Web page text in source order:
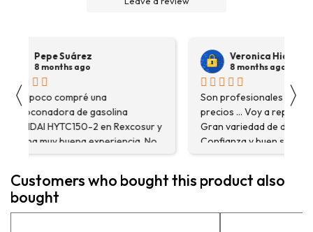
〈
Pepe Suárez
8 months ago
Hace poco compré una
destoconadora de gasolina
HYUNDAI HYTC150-2 en Rexcosur y
fue una muy buena experiencia. No
solo me encontré el producto que
asesoraron y explicaron con
detalle para asegurarme de que
estaba eligiendo la máquina más
Veronica Hidalgo
8 months ago
Son profesionales ,
precios ... Voy a repetir
Gran variedad de
Confianza y buen servicio.
〉
Customers who bought this product also
bought